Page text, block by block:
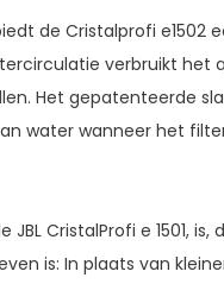
de Cristalprofi e1502
verbruikt het
Het gepatenteerde
water wanneer het
CristalProfi e 1501,
is: In plaats van